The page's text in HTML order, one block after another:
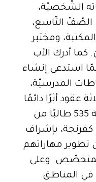
الشّخصيّة،
التّاسع،
ومختبر
كما أدرك الأب
استدعى إنشاء
المدرسيّة،
عقود أثرًا دائمًا
في عنجرة. اليوم، تخدم المدرسة 535 طالبًا من
كفرنجة، بإشراف
تطوير مهاراتهم
وعلى
في المناطق